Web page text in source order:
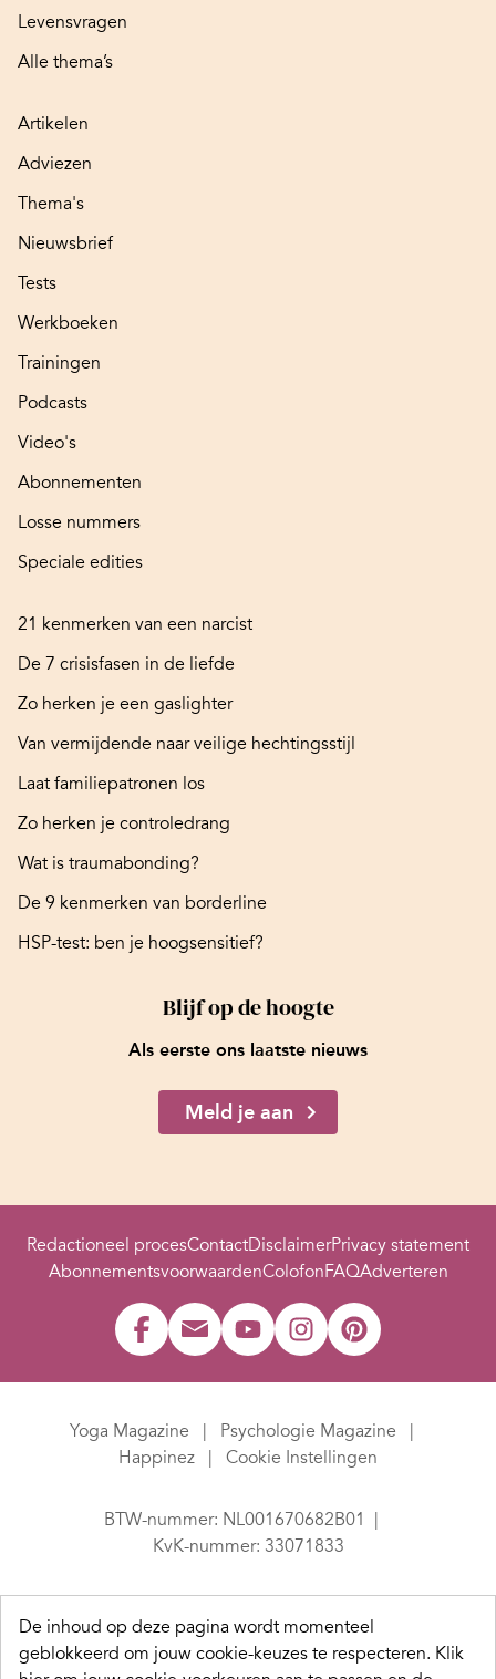
Levensvragen
Alle thema’s
Artikelen
Adviezen
Thema's
Nieuwsbrief
Tests
Werkboeken
Trainingen
Podcasts
Video's
Abonnementen
Losse nummers
Speciale edities
21 kenmerken van een narcist
De 7 crisisfasen in de liefde
Zo herken je een gaslighter
Van vermijdende naar veilige hechtingsstijl
Laat familiepatronen los
Zo herken je controledrang
Wat is traumabonding?
De 9 kenmerken van borderline
HSP-test: ben je hoogsensitief?
Blijf op de hoogte
Als eerste ons laatste nieuws
Meld je aan
Redactioneel procesContactDisclaimerPrivacy statement
AbonnementsvoorwaardenColofonFAQAdverteren
Yoga Magazine
Psychologie Magazine
Happinez
Cookie Instellingen
BTW-nummer: NL001670682B01
KvK-nummer: 33071833
De inhoud op deze pagina wordt momenteel
geblokkeerd om jouw cookie-keuzes te respecteren. Klik